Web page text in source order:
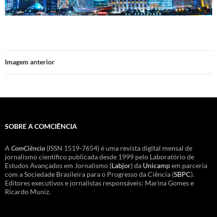
Imagem anterior
SOBRE A COMCIÊNCIA
A ComCiência (ISSN 1519-7654) é uma revista digital mensal de
jornalismo científico publicada desde 1999 pelo Laboratório de
Estudos Avançados em Jornalismo (Labjor) da Unicampem parceria
com a Sociedade Brasileira para o Progresso da Ciência (SBPC).
Editores executivos e jornalistas responsáveis: Marina Gomes e
Ricardo Muniz.